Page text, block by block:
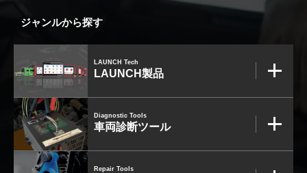
OTOFIX Powered by AUTEL（4）
スウェーデン車（20）
日本車（7）
汎用（89）
バッテリーチャージャー（4）
ステアリングロックエミュレータ（28）
キー関連（19）
ジャンルから探す
LAUNCH Tech
LAUNCH製品
Diagnostic Tools
車両診断ツール
Repair Tools